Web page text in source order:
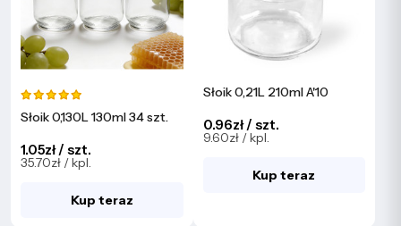
Słoik 0,130L 130ml 34 szt.
1.05zł / szt.
35.70zł / kpl.
Kup teraz
Słoik 0,21L 210ml A'10
0.96zł / szt.
9.60zł / kpl.
Kup teraz